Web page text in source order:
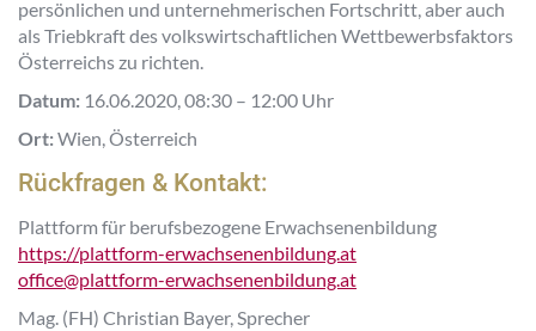
persönlichen und unternehmerischen Fortschritt, aber auch
als Triebkraft des volkswirtschaftlichen Wettbewerbsfaktors
Österreichs zu richten.
Datum: 16.06.2020, 08:30 – 12:00 Uhr
Ort:Wien, Österreich
Rückfragen & Kontakt:
Plattform für berufsbezogene Erwachsenenbildung
https://plattform-erwachsenenbildung.at
office@plattform-erwachsenenbildung.at
Mag. (FH) Christian Bayer, Sprecher